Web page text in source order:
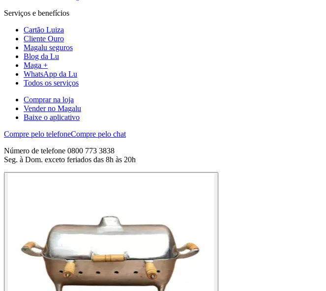
Serviços e benefícios
Cartão Luiza
Cliente Ouro
Magalu seguros
Blog da Lu
Maga +
WhatsApp da Lu
Todos os serviços
Comprar na loja
Vender no Magalu
Baixe o aplicativo
Compre pelo telefoneCompre pelo chat
Número de telefone 0800 773 3838
Seg. à Dom. exceto feriados das 8h às 20h